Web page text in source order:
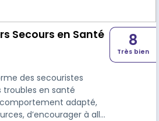
Secours en Santé
des secouristes
troubles en santé
adapté,
d’encourager à aller
8
Très bien